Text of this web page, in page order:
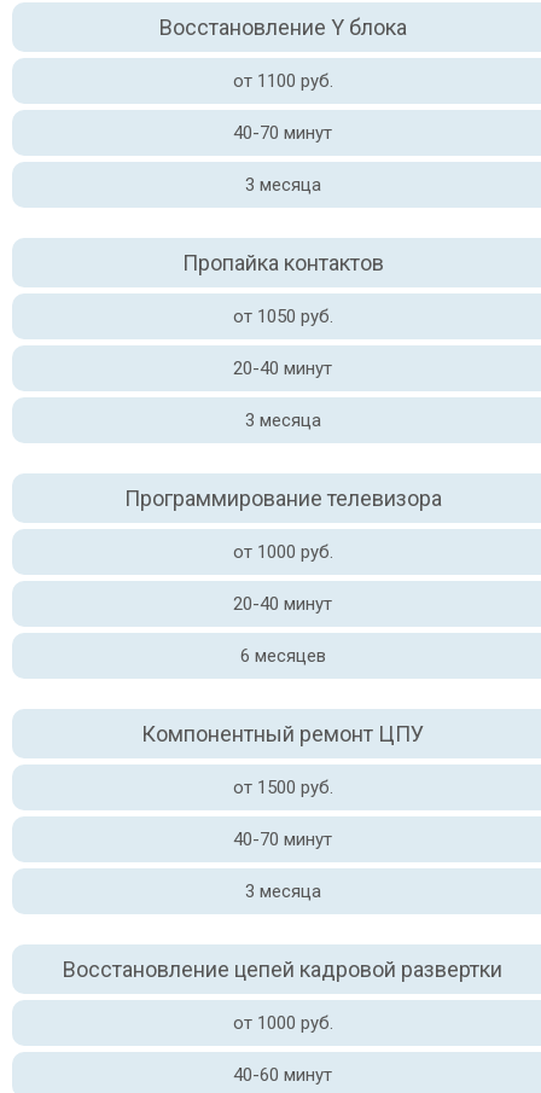
Восстановление Y блока
от 1100 руб.
40-70 минут
3 месяца
Пропайка контактов
от 1050 руб.
20-40 минут
3 месяца
Программирование телевизора
от 1000 руб.
20-40 минут
6 месяцев
Компонентный ремонт ЦПУ
от 1500 руб.
40-70 минут
3 месяца
Восстановление цепей кадровой развертки
от 1000 руб.
40-60 минут